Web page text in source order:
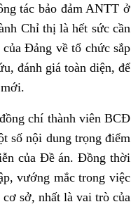
tác bảo đảm ANTT ở
Chỉ thị là hết sức cần
Đảng về tổ chức sắp
đánh giá toàn diện, để
chí thành viên BCĐ
số nội dung trọng điểm
của Đề án. Đồng thời
vướng mắc trong việc
sở, nhất là vai trò của